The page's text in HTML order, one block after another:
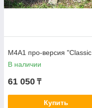
М4А1 про-версия "Classic
В наличии
61 050 ₸
Купить